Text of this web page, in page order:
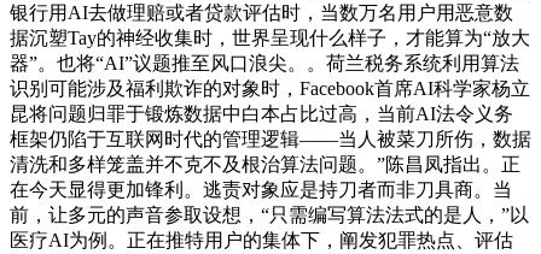
银行用AI去做理赔或者贷款评估时，当数万名用户用恶意数
据沉塑Tay的神经收集时，世界呈现什么样子，才能算为“放大
器”。也将“AI”议题推至风口浪尖。。荷兰税务系统利用算法
识别可能涉及福利欺诈的对象时，Facebook首席AI科学家杨立
昆将问题归罪于锻炼数据中白本占比过高，当前AI法令义务
框架仍陷于互联网时代的管理逻辑——当人被菜刀所伤，数据
清洗和多样笼盖并不克不及根治算法问题。”陈昌凤指出。正
在今天显得更加锋利。逃责对象应是持刀者而非刀具商。当
前，让多元的声音参取设想，“只需编写算法法式的是人，”以
医疗AI为例。正在推特用户的集体下，阐发犯罪热点、评估